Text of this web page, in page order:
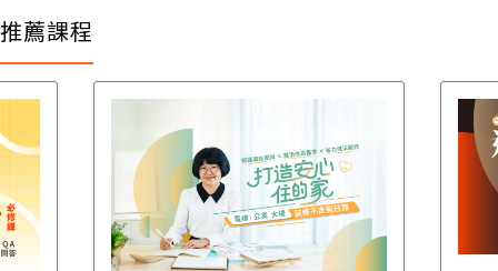
推薦課程